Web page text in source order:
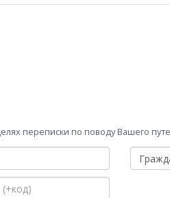
переписки по поводу Вашего